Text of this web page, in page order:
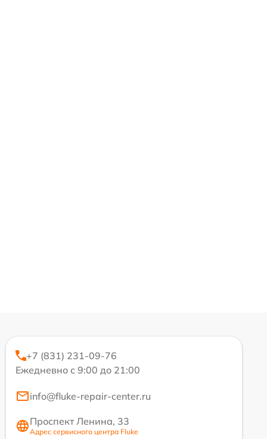
+7 (831) 231-09-76
Ежедневно с 9:00 до 21:00
info@fluke-repair-center.ru
Проспект Ленина, 33
Адрес сервисного центра Fluke